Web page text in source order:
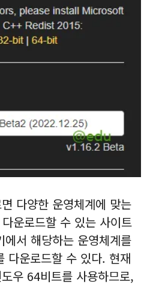
다양한 운영체계에 맞는
운로드할 수 있는 사이트
서 해당하는 운영체계를
운로드할 수 있다. 현재
우 64비트를 사용하므로,